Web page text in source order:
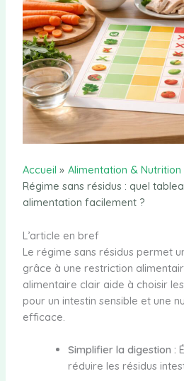
Accueil
Alimentation & Nutrition
Régime sans résidus : quel
alimentation facilement ?
L’article en bref
Le régime sans résidus permet
grâce à une restriction
alimentaire clair aide à choisir
pour un intestin sensible et une
efficace.
Simplifier la digestion :
réduire les résidus